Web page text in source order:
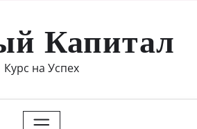
Капитал
Курс на Успех